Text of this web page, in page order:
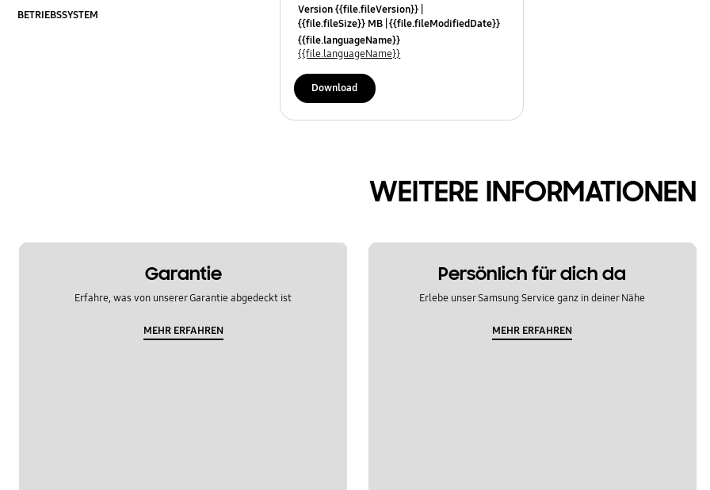
BETRIEBSSYSTEM
Version {{file.fileVersion}}
{{file.fileSize}} MB {{file.fileModifiedDate}}
{{file.osNames}}
{{file.languageName}}
{{file.languageName}}
Download
WEITERE INFORMATIONEN
Garantie
Erfahre, was von unserer Garantie abgedeckt ist
MEHR ERFAHREN
Persönlich für dich da
Erlebe unser Samsung Service ganz in deiner Nähe
MEHR ERFAHREN